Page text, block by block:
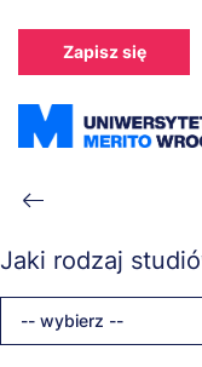
treści
Zapisz się
Ścieżka
Jaki rodzaj
-- wybierz --